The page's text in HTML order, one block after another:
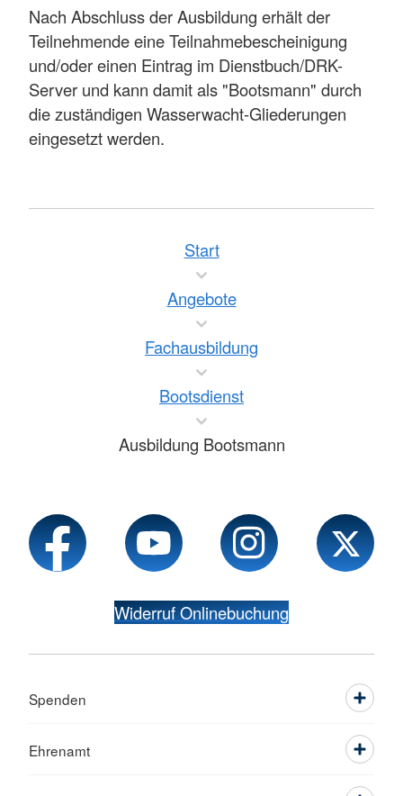
Nach Abschluss der Ausbildung erhält der
Teilnehmende eine Teilnahmebescheinigung
und/oder einen Eintrag im Dienstbuch/DRK-
Server und kann damit als "Bootsmann" durch
die zuständigen Wasserwacht-Gliederungen
eingesetzt werden.
Start
Angebote
Fachausbildung
Bootsdienst
Ausbildung Bootsmann
Widerruf Onlinebuchung
Spenden
Ehrenamt